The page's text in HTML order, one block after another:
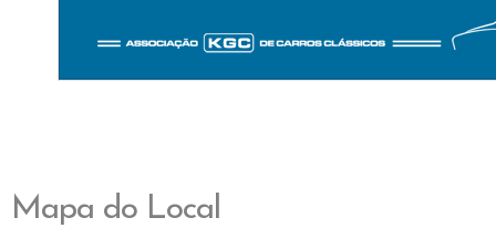
Mapa do Local